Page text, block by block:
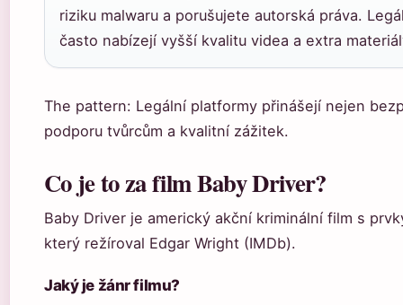
riziku malwaru a porušujete autorská práva.
často nabízejí vyšší kvalitu videa a extra
The pattern: Legální platformy přinášejí nejen
podporu tvůrcům a kvalitní zážitek.
Co je to za film Baby Driver?
Baby Driver je americký akční kriminální film s
který režíroval Edgar Wright (IMDb).
Jaký je žánr filmu?